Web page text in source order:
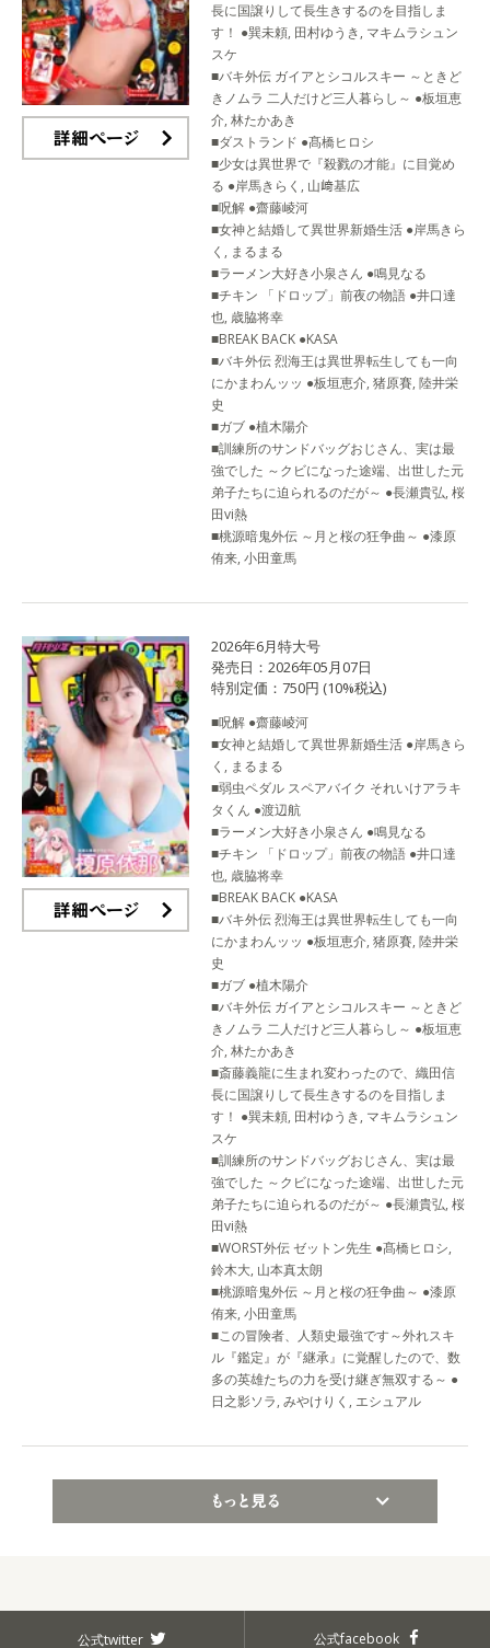
長に国譲りして長生きするのを目指しま
す！ ●巽未頼, 田村ゆうき, マキムラシュン
スケ
■バキ外伝 ガイアとシコルスキー ～ときど
きノムラ 二人だけど三人暮らし～ ●板垣恵
介, 林たかあき
■ダストランド ●髙橋ヒロシ
■少女は異世界で『殺戮の才能』に目覚め
る ●岸馬きらく, 山﨑基広
■呪解 ●齋藤崚河
■女神と結婚して異世界新婚生活 ●岸馬きら
く, まるまる
■ラーメン大好き小泉さん ●鳴見なる
■チキン 「ドロップ」前夜の物語 ●井口達
也, 歳脇将幸
■BREAK BACK ●KASA
■バキ外伝 烈海王は異世界転生しても一向
にかまわんッッ ●板垣恵介, 猪原賽, 陸井栄
史
■ガブ ●植木陽介
■訓練所のサンドバッグおじさん、実は最
強でした ～クビになった途端、出世した元
弟子たちに迫られるのだが～ ●長瀬貴弘, 桜
田vi熱
■桃源暗鬼外伝 ～月と桜の狂争曲～ ●漆原
侑来, 小田童馬
2026年6月特大号
発売日：2026年05月07日
特別定価：750円 (10%税込)
■呪解 ●齋藤崚河
■女神と結婚して異世界新婚生活 ●岸馬きら
く, まるまる
■弱虫ペダル スペアバイク それいけアラキ
タくん ●渡辺航
■ラーメン大好き小泉さん ●鳴見なる
■チキン 「ドロップ」前夜の物語 ●井口達
也, 歳脇将幸
■BREAK BACK ●KASA
■バキ外伝 烈海王は異世界転生しても一向
にかまわんッッ ●板垣恵介, 猪原賽, 陸井栄
史
■ガブ ●植木陽介
■バキ外伝 ガイアとシコルスキー ～ときど
きノムラ 二人だけど三人暮らし～ ●板垣恵
介, 林たかあき
■斎藤義龍に生まれ変わったので、織田信
長に国譲りして長生きするのを目指しま
す！ ●巽未頼, 田村ゆうき, マキムラシュン
スケ
■訓練所のサンドバッグおじさん、実は最
強でした ～クビになった途端、出世した元
弟子たちに迫られるのだが～ ●長瀬貴弘, 桜
田vi熱
■WORST外伝 ゼットン先生 ●髙橋ヒロシ,
鈴木大, 山本真太朗
■桃源暗鬼外伝 ～月と桜の狂争曲～ ●漆原
侑来, 小田童馬
■この冒険者、人類史最強です～外れスキ
ル『鑑定』が『継承』に覚醒したので、数
多の英雄たちの力を受け継ぎ無双する～ ●
日之影ソラ, みやけりく, エシュアル
公式twitter 公式facebook